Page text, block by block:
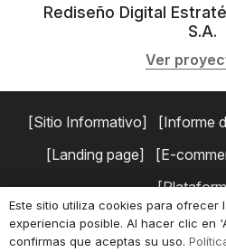
Rediseño Digital
S.A.
Ver
Sitio Informativo Informe
Landing page
E-
Copyright © 2026 Simaduse.
Este sitio utiliza cookies para ofrecer
experiencia posible. Al hacer clic en
confirmas que aceptas su uso.